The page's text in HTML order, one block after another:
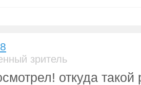
зритель
откуда такой